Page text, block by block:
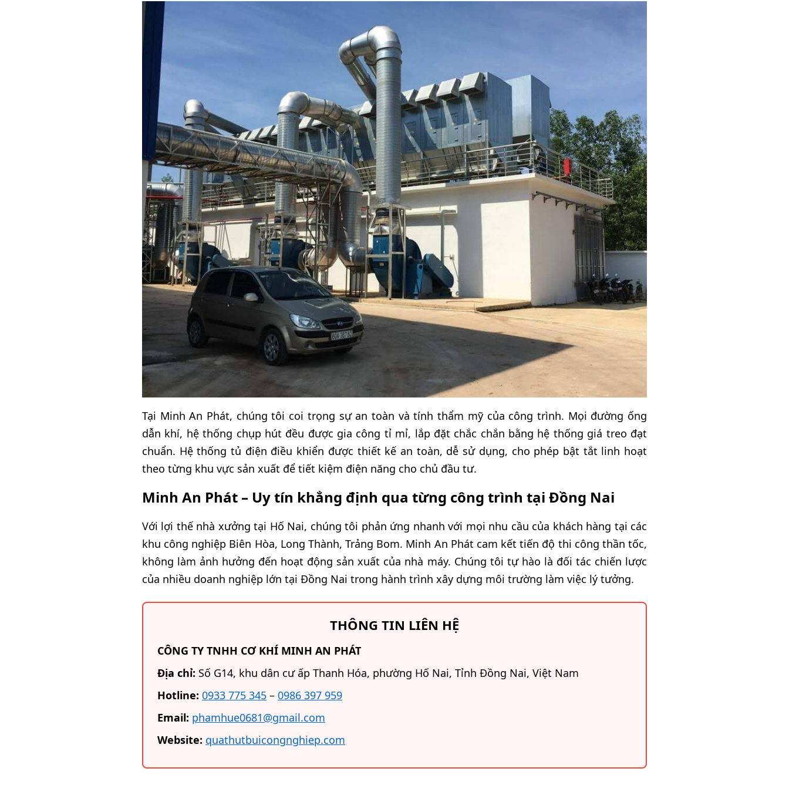
Tại Minh An Phát, chúng tôi coi trọng sự an toàn và tính thẩm mỹ của công trình. Mọi đường ống
dẫn khí, hệ thống chụp hút đều được gia công tỉ mỉ, lắp đặt chắc chắn bằng hệ thống giá treo đạt
chuẩn. Hệ thống tủ điện điều khiển được thiết kế an toàn, dễ sử dụng, cho phép bật tắt linh hoạt
theo từng khu vực sản xuất để tiết kiệm điện năng cho chủ đầu tư.
Minh An Phát – Uy tín khẳng định qua từng công trình tại Đồng Nai
Với lợi thế nhà xưởng tại Hố Nai, chúng tôi phản ứng nhanh với mọi nhu cầu của khách hàng tại các
khu công nghiệp Biên Hòa, Long Thành, Trảng Bom. Minh An Phát cam kết tiến độ thi công thần tốc,
không làm ảnh hưởng đến hoạt động sản xuất của nhà máy. Chúng tôi tự hào là đối tác chiến lược
của nhiều doanh nghiệp lớn tại Đồng Nai trong hành trình xây dựng môi trường làm việc lý tưởng.
THÔNG TIN LIÊN HỆ
CÔNG TY TNHH CƠ KHÍ MINH AN PHÁT
Địa chỉ: Số G14, khu dân cư ấp Thanh Hóa, phường Hố Nai, Tỉnh Đồng Nai, Việt Nam
Hotline: 0933 775 345 – 0986 397 959
Email: phamhue0681@gmail.com
Website: quathutbuicongnghiep.com